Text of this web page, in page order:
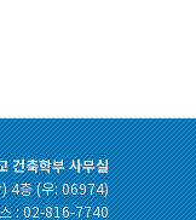
건축학부 사무실
) 4층 (우: 06974)
: 02-816-7740